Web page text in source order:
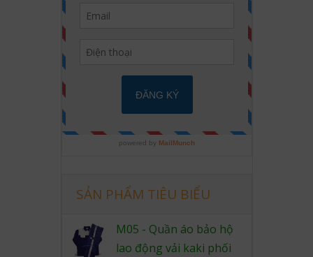
SẢN PHẨM TIÊU BIỂU
M05 - Quần áo bảo hộ
lao động vải kaki phối